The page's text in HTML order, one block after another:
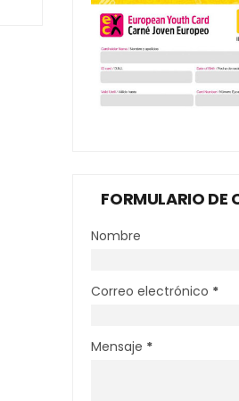
FORMULARIO DE
Nombre
Correo electrónico *
Mensaje *